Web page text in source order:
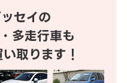
セイの
多走行車も
い取ります！